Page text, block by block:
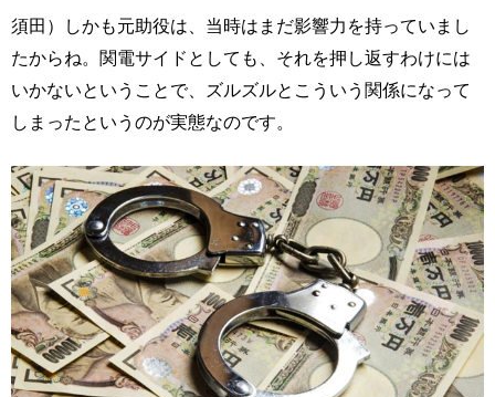
須田）しかも元助役は、当時はまだ影響力を持っていまし
たからね。関電サイドとしても、それを押し返すわけには
いかないということで、ズルズルとこういう関係になって
しまったというのが実態なのです。